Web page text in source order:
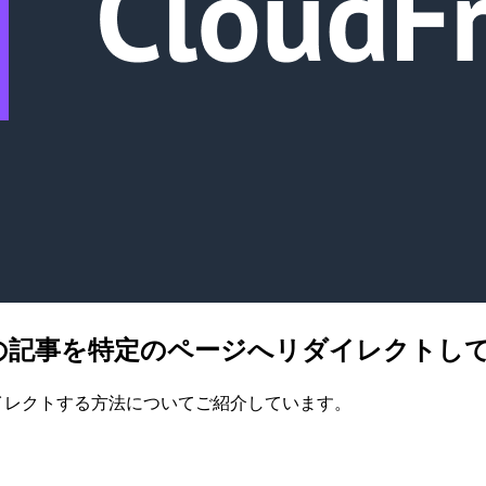
事を特定のページへリダイレクトし
クトする方法についてご紹介しています。